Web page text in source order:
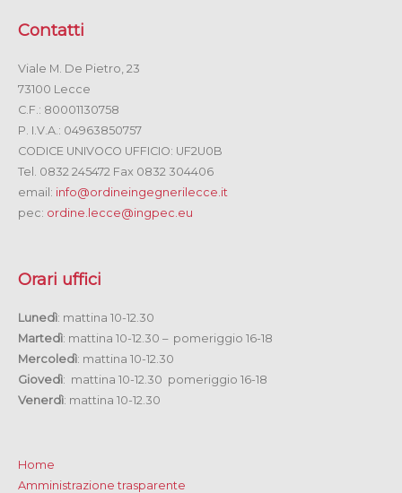
Contatti
Viale M. De Pietro, 23
73100 Lecce
C.F.: 80001130758
P. I.V.A.: 04963850757
CODICE UNIVOCO UFFICIO: UF2U0B
Tel. 0832 245472 Fax 0832 304406
email: info@ordineingegnerilecce.it
pec: ordine.lecce@ingpec.eu
Orari uffici
Lunedì: mattina 10-12.30
Martedì: mattina 10-12.30 – pomeriggio 16-18
Mercoledì: mattina 10-12.30
Giovedì: mattina 10-12.30 pomeriggio 16-18
Venerdì: mattina 10-12.30
Home
Amministrazione trasparente